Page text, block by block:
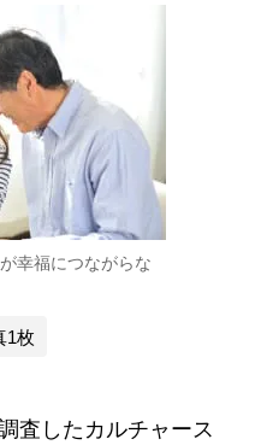
幸福につながらな
1枚
査したカルチャース